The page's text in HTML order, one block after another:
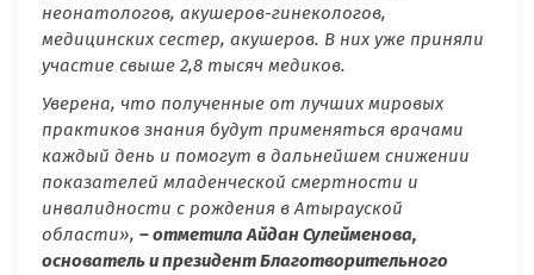
неонатологов, акушеров-гинекологов,
медицинских сестер, акушеров. В них уже приняли
участие свыше 2,8 тысяч медиков.
Уверена, что полученные от лучших мировых
практиков знания будут применяться врачами
каждый день и помогут в дальнейшем снижении
показателей младенческой смертности и
инвалидности с рождения в Атырауской
области», – отметила АйданСулейменова,
основатель и президент Благотворительного